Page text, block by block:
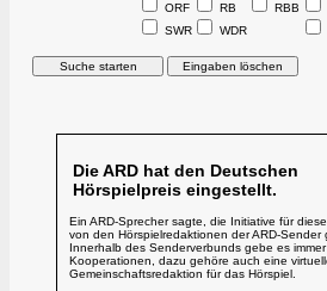
ORF
RB RBB
SWR
WDR
Die ARD hat den Deutschen
Hörspielpreis eingestellt.
Ein ARD-Sprecher sagte, die Initiative für
von den Hörspielredaktionen der ARD-Sender
Innerhalb des Senderverbunds gebe es
Kooperationen, dazu gehöre auch eine
Gemeinschaftsredaktion für das Hörspiel.